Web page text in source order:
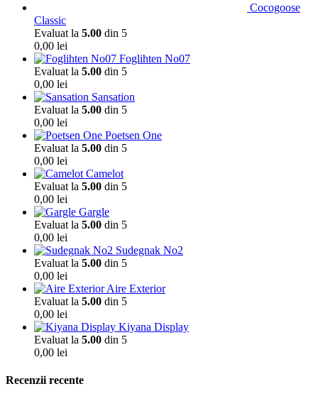
Cocogoose
Classic
Evaluat la 5.00 din 5
0,00 lei
Foglihten No07
Evaluat la 5.00 din 5
0,00 lei
Sansation
Evaluat la 5.00 din 5
0,00 lei
Poetsen One
Evaluat la 5.00 din 5
0,00 lei
Camelot
Evaluat la 5.00 din 5
0,00 lei
Gargle
Evaluat la 5.00 din 5
0,00 lei
Sudegnak No2
Evaluat la 5.00 din 5
0,00 lei
Aire Exterior
Evaluat la 5.00 din 5
0,00 lei
Kiyana Display
Evaluat la 5.00 din 5
0,00 lei
Recenzii recente